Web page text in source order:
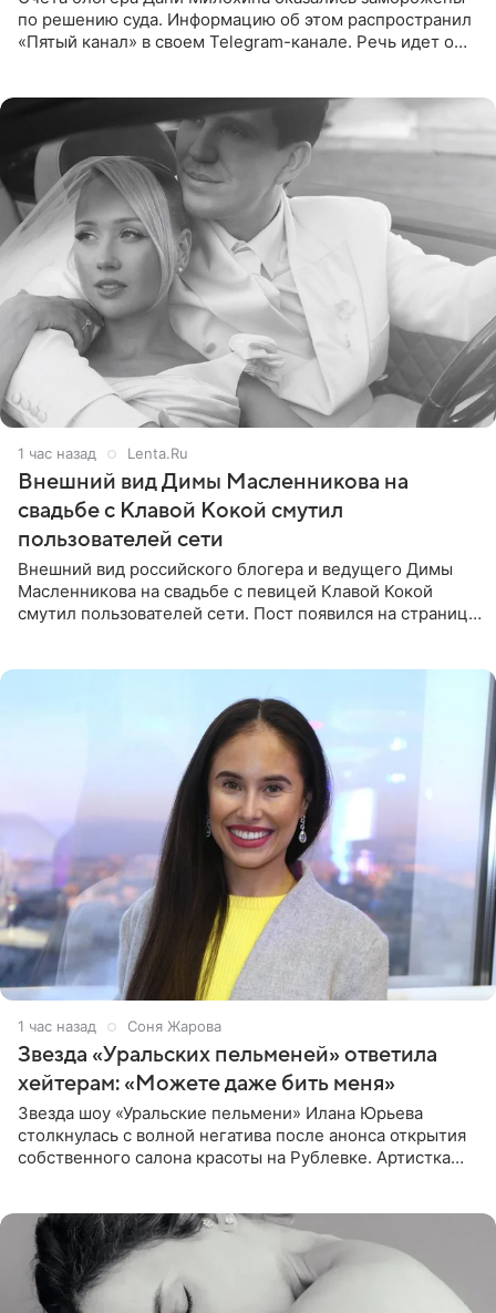
по решению суда. Информацию об этом распространил
«Пятый канал» в своем Telegram-канале. Речь идет о
1 час назад Lenta.Ru
Внешний вид Димы Масленникова на
свадьбе с Клавой Кокой смутил
пользователей сети
Внешний вид российского блогера и ведущего Димы
Масленникова на свадьбе с певицей Клавой Кокой
смутил пользователей сети. Пост появился на странице
1 час назад Соня Жарова
Звезда «Уральских пельменей» ответила
хейтерам: «Можете даже бить меня»
Звезда шоу «Уральские пельмени» Илана Юрьева
столкнулась с волной негатива после анонса открытия
собственного салона красоты на Рублевке. Артистка